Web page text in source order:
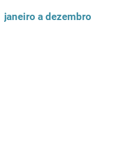
janeiro a dezembro